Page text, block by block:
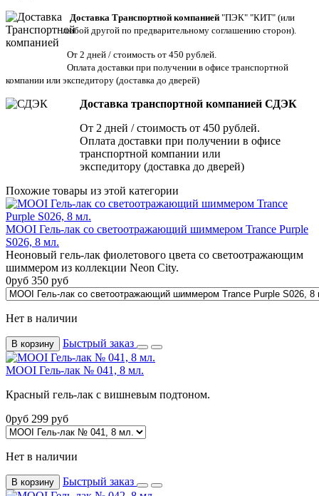
Доставка Транспортной компанией "ПЭК" "КИТ" (или
любой другой по предварительному соглашению сторон).
От 2 дней / стоимость от 450 рублей.
Оплата доставки при получении в офисе транспортной
компании или экспедитору (доставка до дверей)
Доставка транспортной компанией СДЭК
От 2 дней / стоимость от 450 рублей.
Оплата доставки при получении в офисе
транспортной компании или
экспедитору (доставка до дверей)
Похожие товары из этой категории
MOOI Гель-лак со светоотражающий шиммером Trance Purple
S026, 8 мл.
Неоновый гель-лак фиолетового цвета со светоотражающим
шиммером из коллекции Neon City.
0руб 350 руб
Нет в наличии
В корзину Быстрый заказ
MOOI Гель-лак № 041, 8 мл.
Красный гель-лак с вишневым подтоном.
0руб 299 руб
Нет в наличии
В корзину Быстрый заказ